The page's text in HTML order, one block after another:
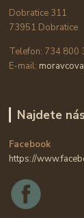
Dobratice 311
73951 Dobratice
Telefon: 734 800
E-mail:
Najdete
Facebook
https://